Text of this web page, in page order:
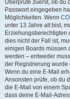
Überprüfe zuerst, ob du
Passwort eingegeben
Möglichkeiten. Wenn
unter 13 Jahre alt bist,
Erziehungsberechtigten
dies nicht der Fall ist,
einigen Boards müssen
werden – entweder
der Registrierung wurde
Wenn du eine E-Mail
Ansonsten prüfe, ob du
die E-Mail von einem
dass deine E-Mail-